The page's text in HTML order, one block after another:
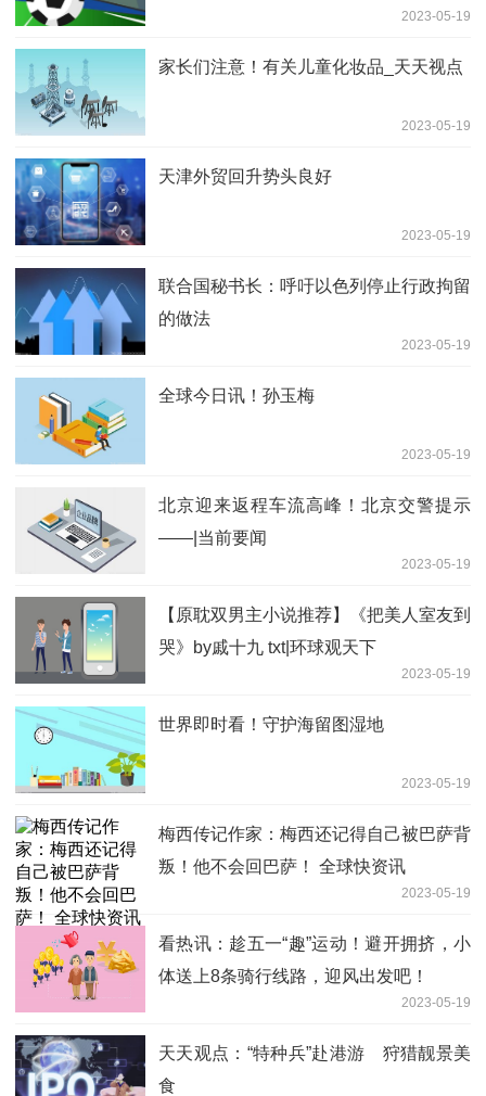
2023-05-19
家长们注意！有关儿童化妆品_天天视点
2023-05-19
天津外贸回升势头良好
2023-05-19
联合国秘书长：呼吁以色列停止行政拘留
的做法
2023-05-19
全球今日讯！孙玉梅
2023-05-19
北京迎来返程车流高峰！北京交警提示
——|当前要闻
2023-05-19
【原耽双男主小说推荐】《把美人室友到
哭》by戚十九 txt|环球观天下
2023-05-19
世界即时看！守护海留图湿地
2023-05-19
梅西传记作家：梅西还记得自己被巴萨背
叛！他不会回巴萨！ 全球快资讯
2023-05-19
看热讯：趁五一“趣”运动！避开拥挤，小
体送上8条骑行线路，迎风出发吧！
2023-05-19
天天观点：“特种兵”赴港游 狩猎靓景美
食